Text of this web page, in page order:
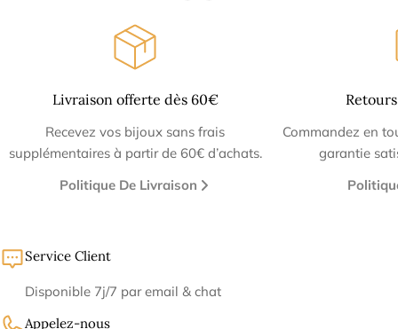
Livraison offerte dès 60€
Recevez vos bijoux sans frais
supplémentaires à partir de 60€ d’achats.
Politique De Livraison
Commandez en
garantie
Service Client
Disponible 7j/7 par email & chat
Appelez-nous